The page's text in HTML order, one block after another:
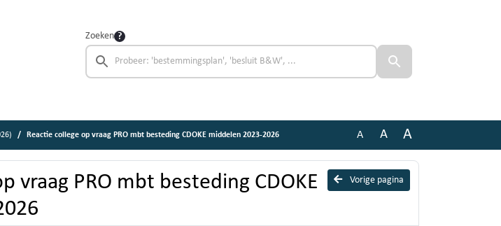
Zoeken
Reactie college op vraag PRO mbt besteding CDOKE middelen 2023-2026 A A A
Vorige pagina
vraag PRO mbt besteding CDOKE